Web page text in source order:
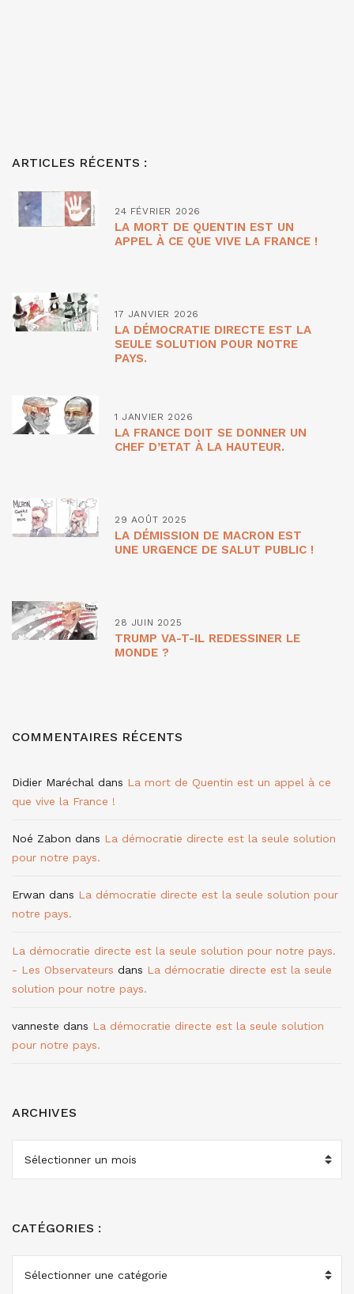
ARTICLES RÉCENTS :
24 FÉVRIER 2026
LA MORT DE QUENTIN EST UN
APPEL À CE QUE VIVE LA FRANCE !
17 JANVIER 2026
LA DÉMOCRATIE DIRECTE EST LA
SEULE SOLUTION POUR NOTRE
PAYS.
1 JANVIER 2026
LA FRANCE DOIT SE DONNER UN
CHEF D’ETAT À LA HAUTEUR.
29 AOÛT 2025
LA DÉMISSION DE MACRON EST
UNE URGENCE DE SALUT PUBLIC !
28 JUIN 2025
TRUMP VA-T-IL REDESSINER LE
MONDE ?
COMMENTAIRES RÉCENTS
Didier Maréchal dans La mort de Quentin est un appel à ce
que vive la France !
Noé Zabon dans La démocratie directe est la seule solution
pour notre pays.
Erwan dans La démocratie directe est la seule solution pour
notre pays.
La démocratie directe est la seule solution pour notre pays.
- Les Observateurs dans La démocratie directe est la seule
solution pour notre pays.
vanneste dans La démocratie directe est la seule solution
pour notre pays.
ARCHIVES
ARCHIVES
CATÉGORIES :
CATÉGORIES